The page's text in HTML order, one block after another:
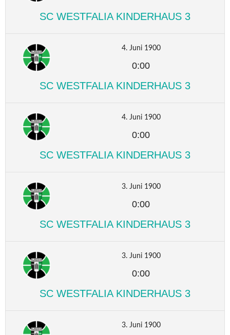
SC WESTFALIA KINDERHAUS 3
4. Juni 1900
0:00
SC WESTFALIA KINDERHAUS 3
4. Juni 1900
0:00
SC WESTFALIA KINDERHAUS 3
3. Juni 1900
0:00
SC WESTFALIA KINDERHAUS 3
3. Juni 1900
0:00
SC WESTFALIA KINDERHAUS 3
3. Juni 1900